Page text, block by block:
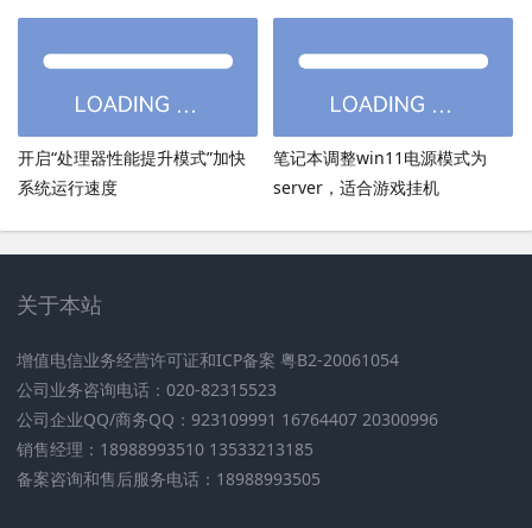
加载慢
开启“处理器性能提升模式”加快
系统运行速度
笔记本调整win11电源模式为
server，适合游戏挂机
关于本站
增值电信业务经营许可证和ICP备案 粤B2-20061054
公司业务咨询电话：020-82315523
公司企业QQ/商务QQ：923109991 16764407 20300996
销售经理：18988993510 13533213185
备案咨询和售后服务电话：18988993505